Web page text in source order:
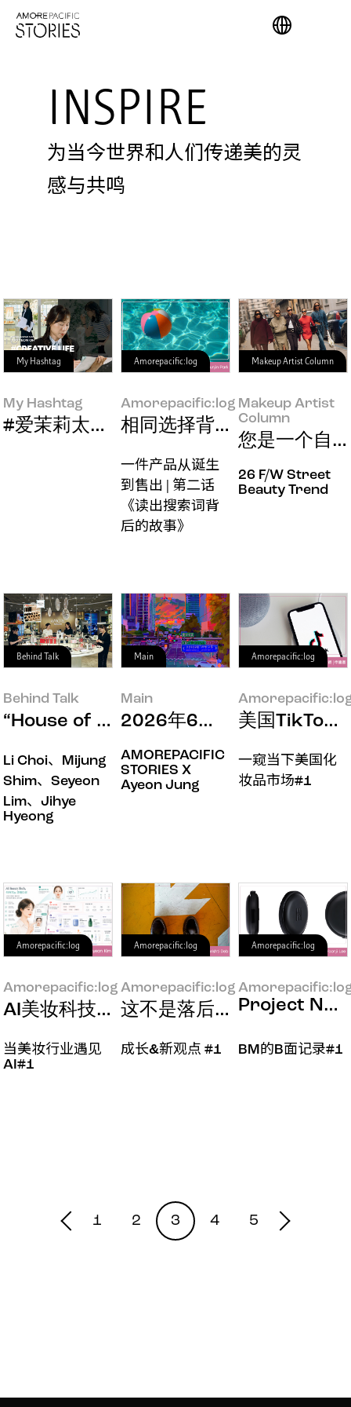
INSPIRE
为当今世界和人们传递美的灵
感与共鸣
My Hashtag
My Hashtag
#爱茉莉太平洋旗舰店空间设计师 Joo
Amorepacific:log
Amorepacific:log
相同选择背后的不同心意
一件产品从诞生
到售出 | 第二话
《读出搜索词背
后的故事》
Makeup Artist Column
Makeup Artist
Column
您是一个自
26 F/W Street
Beauty Trend
Behind Talk
Behind Talk
“House of New Beauty”在焕然一新的爱
Li Choi、Mijung
Shim、Seyeon
Lim、Jihye
Hyeong
Main
Main
2026年6月印象
AMOREPACIFIC
STORIES X
Ayeon Jung
Amorepacific:log
美国TikTok
一窥当下美国化
妆品市场#1
Amorepacific:log
Amorepacific:log
AI美妆科技：超越技术本身的体验
当美妆行业遇见
AI#1
Amorepacific:log
Amorepacific:log
这不是落后，而是重树方向
成长&新观点 #1
Amorepacific:log
Project
BM的B面记录#1
1 2 3 4 5